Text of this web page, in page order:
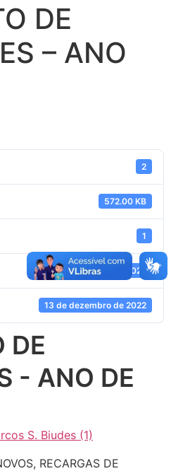
DE
– ANO
2
572.00 KB
1
4 de novembro de 2022
13 de dezembro de 2022
DE
- ANO DE
S. Biudes (1)
RECARGAS DE